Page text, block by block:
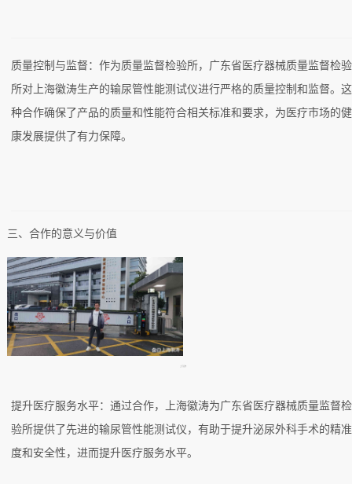
质量控制与监督：作为质量监督检验所，广东省医疗器械质量监督检验
所对上海徽涛生产的输尿管性能测试仪进行严格的质量控制和监督。这
种合作确保了产品的质量和性能符合相关标准和要求，为医疗市场的健
康发展提供了有力保障。
三、合作的意义与价值
上门合作
提升医疗服务水平：通过合作，上海徽涛为广东省医疗器械质量监督检
验所提供了先进的输尿管性能测试仪，有助于提升泌尿外科手术的精准
度和安全性，进而提升医疗服务水平。